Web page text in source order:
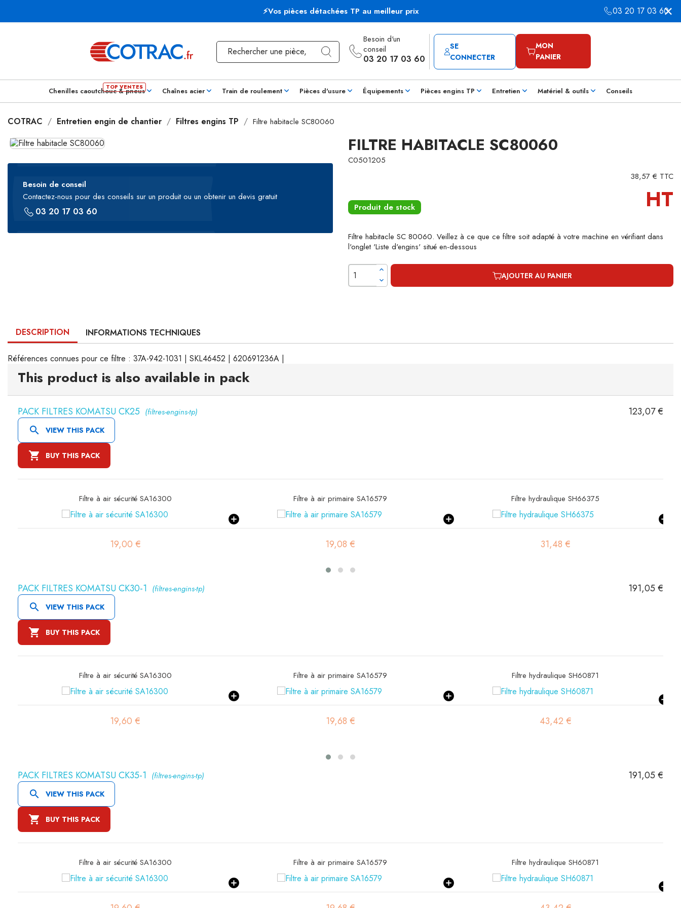
⚡Vos pièces détachées TP au meilleur prix 03 20 17 03 60
Besoin d'un
conseil
03 20 17 03 60
SE
CONNECTER
MON
PANIER
Chenilles caoutchouc & pneus Chaînes acier Train de roulement Pièces d'usure Équipements Pièces engins TP Entretien Matériel & outils Conseils
COTRAC Entretien engin de chantier Filtres engins TP Filtre habitacle SC80060
Besoin de conseil
Contactez-nous pour des conseils sur un produit ou un obtenir un devis gratuit
03 20 17 03 60
FILTRE HABITACLE SC80060
C0501205
38,57 € TTC
Produit de stock HT
Filtre habitacle SC 80060. Veillez à ce que ce filtre soit adapté à votre machine en vérifiant dans
l'onglet 'Liste d'engins' situé en-dessous
AJOUTER AU PANIER
DESCRIPTION INFORMATIONS TECHNIQUES
Références connues pour ce filtre : 37A-942-1031 | SKL46452 | 620691236A |
This product is also available in pack
PACK FILTRES KOMATSU CK25 (filtres-engins-tp)
 VIEW THIS PACK
 BUY THIS PACK
123,07 €
Filtre à air sécurité SA16300
19,00 €
Filtre à air primaire SA16579
19,08 €
Filtre hydraulique SH66375
31,48 €
PACK FILTRES KOMATSU CK30-1 (filtres-engins-tp)
 VIEW THIS PACK
 BUY THIS PACK
191,05 €
Filtre à air sécurité SA16300
19,60 €
Filtre à air primaire SA16579
19,68 €
Filtre hydraulique SH60871
43,42 €
PACK FILTRES KOMATSU CK35-1 (filtres-engins-tp)
 VIEW THIS PACK
 BUY THIS PACK
191,05 €
Filtre à air sécurité SA16300 Filtre à air primaire SA16579 Filtre hydraulique SH60871